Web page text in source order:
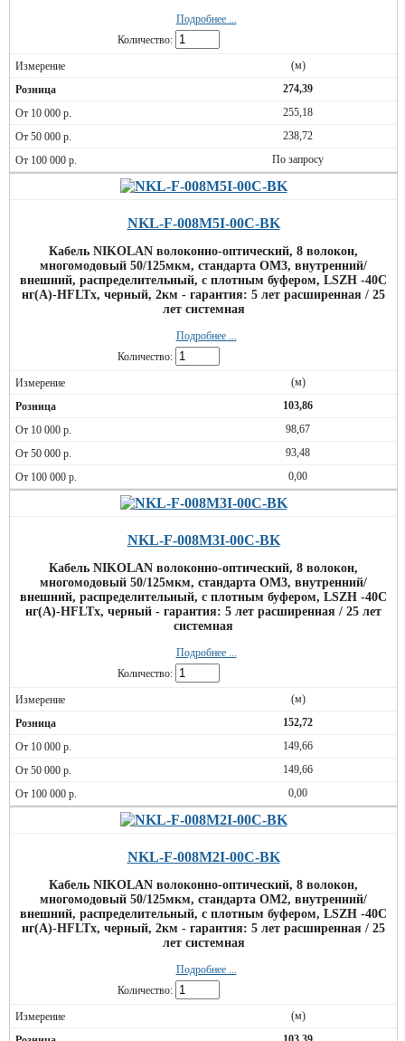
Подробнее ...
Количество:
(м)
274,39
255,18
238,72
По запросу
NKL-F-008M5I-00C-BK
Кабель NIKOLAN волоконно-оптический, 8 волокон,
многомодовый 50/125мкм, стандарта OM3, внутренний/
внешний, распределительный, с плотным буфером, LSZH -40C
нг(A)-HFLTx, черный, 2км - гарантия: 5 лет расширенная / 25
лет системная
Подробнее ...
Количество:
(м)
103,86
98,67
93,48
0,00
NKL-F-008M3I-00C-BK
Кабель NIKOLAN волоконно-оптический, 8 волокон,
многомодовый 50/125мкм, стандарта OM3, внутренний/
внешний, распределительный, с плотным буфером, LSZH -40C
нг(A)-HFLTx, черный - гарантия: 5 лет расширенная / 25 лет
системная
Подробнее ...
Количество:
(м)
152,72
149,66
149,66
0,00
NKL-F-008M2I-00C-BK
Кабель NIKOLAN волоконно-оптический, 8 волокон,
многомодовый 50/125мкм, стандарта OM2, внутренний/
внешний, распределительный, с плотным буфером, LSZH -40C
нг(A)-HFLTx, черный, 2км - гарантия: 5 лет расширенная / 25
лет системная
Подробнее ...
Количество:
(м)